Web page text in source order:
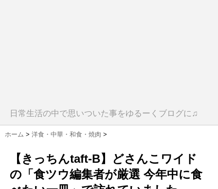
日常生活の中で思いついた事をゆるーくブログに♫
ホーム > 洋食・中華・和食・焼肉 >
【きっちんtaft-B】どさんこワイド
の「食ツウ編集者が厳選 今年中に食